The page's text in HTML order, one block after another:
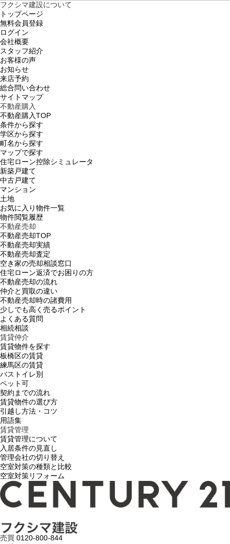
フクシマ建設について
トップページ
無料会員登録
ログイン
会社概要
スタッフ紹介
お客様の声
お知らせ
来店予約
総合問い合わせ
サイトマップ
不動産購入
不動産購入TOP
条件から探す
学区から探す
町名から探す
マップで探す
住宅ローン控除シミュレータ
新築戸建て
中古戸建て
マンション
土地
お気に入り物件一覧
物件閲覧履歴
不動産売却
不動産売却TOP
不動産売却実績
不動産売却査定
空き家の売却相談窓口
住宅ローン返済でお困りの方
不動産売却の流れ
仲介と買取の違い
不動産売却時の諸費用
少しでも高く売るポイント
よくある質問
相続相談
賃貸仲介
賃貸物件を探す
板橋区の賃貸
練馬区の賃貸
バストイレ別
ペット可
契約までの流れ
賃貸物件の選び方
引越し方法・コツ
用語集
賃貸管理
賃貸管理について
入居条件の見直し
管理会社の切り替え
空室対策の種類と比較
空室対策リフォーム
売買 0120-800-844